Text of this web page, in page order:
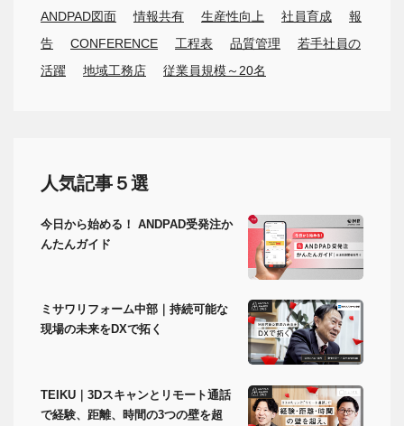
ANDPAD図面 情報共有 生産性向上 社員育成
報
告
CONFERENCE 工程表 品質管理
若手社員の
活躍
地域工務店 従業員規模～20名
人気記事５選
今日から始める！ ANDPAD受発注か
んたんガイド
ミサワリフォーム中部｜持続可能な
現場の未来をDXで拓く
TEIKU｜3Dスキャンとリモート通話
で経験、距離、時間の3つの壁を超